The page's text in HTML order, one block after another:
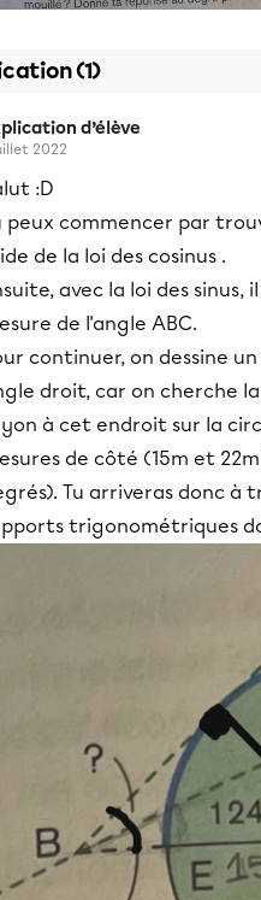
(1)
d’élève
2022
:D
peux commencer par
de la loi des cosinus .
avec la loi des sinus,
de l'angle ABC.
continuer, on dessine
droit, car on cherche
à cet endroit sur la
de côté (15m et
Tu arriveras donc à
trigonométriques